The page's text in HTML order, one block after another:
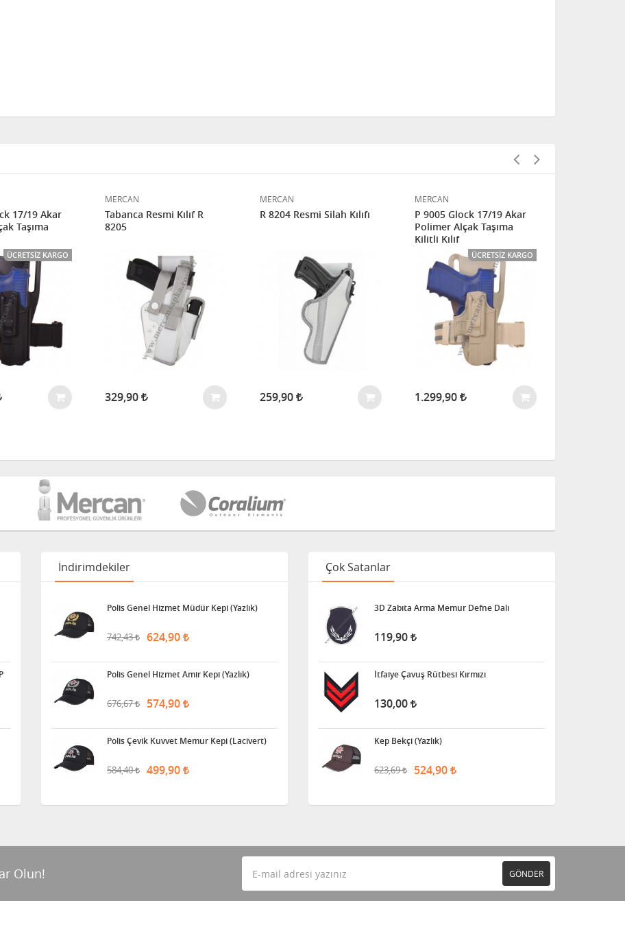
17/19 Akar
Taşıma
ÜCRETSIZ KARGO
MERCAN
Tabanca Resmi Kılıf R
8205
329,90
MERCAN
R 8204 Resmi Silah Kılıfı
259,90
MERCAN
P 9005 Glock 17/19 Akar
Polimer Alçak Taşıma
Kilitli Kılıf
ÜCRETSIZ KARGO
1.299,90
İndirimdekiler
Polis Genel Hizmet Müdür Kepi (Yazlık)
742,43 624,90
Polis Genel Hizmet Amir Kepi (Yazlık)
676,67 574,90
Polis Çevik Kuvvet Memur Kepi (Lacivert)
584,40 499,90
Çok Satanlar
3D Zabıta Arma Memur Defne Dalı
119,90
İtfaiye Çavuş Rütbesi Kırmızı
130,00
Kep Bekçi (Yazlık)
623,69 524,90
Olun! GÖNDER